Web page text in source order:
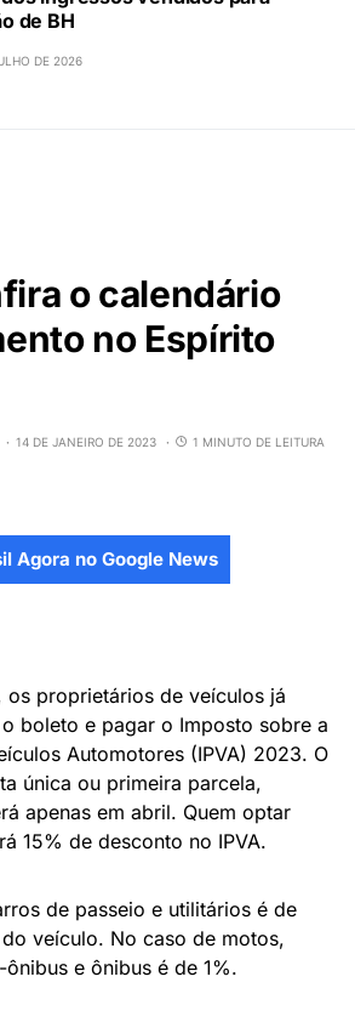
de BH
DE 2026
o calendário
no Espírito
14 DE JANEIRO DE 2023 1 MINUTO DE LEITURA
Agora no Google News
os proprietários de veículos já
boleto e pagar o Imposto sobre a
Automotores (IPVA) 2023. O
única ou primeira parcela,
apenas em abril. Quem optar
15% de desconto no IPVA.
de passeio e utilitários é de
veículo. No caso de motos,
e ônibus é de 1%.